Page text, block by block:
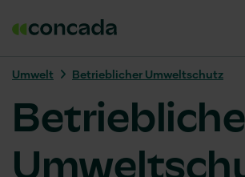
Umwelt Betrieblicher Umweltschutz